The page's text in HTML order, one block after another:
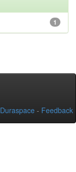
1
Duraspace - Feedback